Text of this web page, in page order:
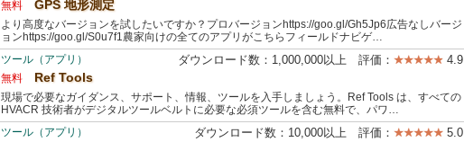
無料 GPS 地形測定
より高度なバージョンを試したいですか？プロバージョンhttps://goo.gl/Gh5Jp6広告なしバージ
ョンhttps://goo.gl/S0u7f1農家向けの全てのアプリがこちらフィールドナビゲ…
ツール（アプリ） ダウンロード数：1,000,000以上 評価： 4.9
無料 Ref Tools
現場で必要なガイダンス、サポート、情報、ツールを入手しましょう。Ref Tools は、すべての
HVACR 技術者がデジタルツールベルトに必要な必須ツールを含む無料で、パワ…
ツール（アプリ） ダウンロード数：10,000以上 評価： 5.0